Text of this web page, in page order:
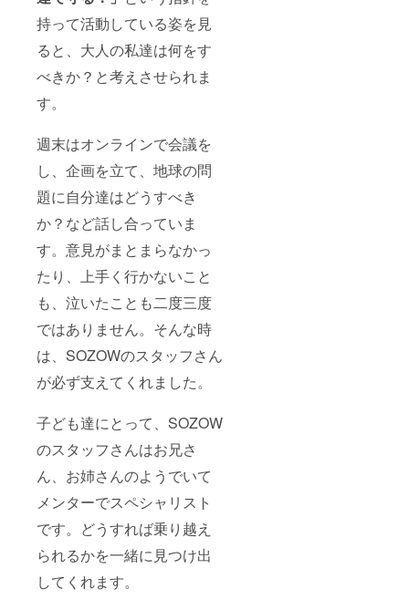
持って活動している姿を見
ると、大人の私達は何をす
べきか？と考えさせられま
す。
週末はオンラインで会議を
し、企画を立て、地球の問
題に自分達はどうすべき
か？など話し合っていま
す。意見がまとまらなかっ
たり、上手く行かないこと
も、泣いたことも二度三度
ではありません。そんな時
は、SOZOWのスタッフさん
が必ず支えてくれました。
子ども達にとって、SOZOW
のスタッフさんはお兄さ
ん、お姉さんのようでいて
メンターでスペシャリスト
です。どうすれば乗り越え
られるかを一緒に見つけ出
してくれます。